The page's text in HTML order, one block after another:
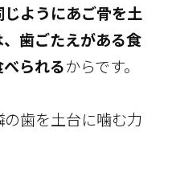
ようにあご骨を土
歯ごたえがある食
られるからです。
歯を土台に噛む力